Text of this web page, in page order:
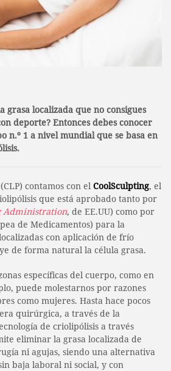
grasa localizada que no consigues
deporte? Entonces debes conocer
n.º 1 a nivel mundial que se basa en
contamos con el CoolSculpting, el
que está aprobado tanto por
Administration, de EE.UU) como por
de Medicamentos) para la
con aplicación de frío
de forma natural la célula grasa.
específicas del cuerpo, como en
puede molestarnos por razones
como mujeres. Hasta hace pocos
quirúrgica, a través de la
de criolipólisis a través
eliminar la grasa localizada de
ni agujas, siendo una alternativa
baja laboral ni social, y con